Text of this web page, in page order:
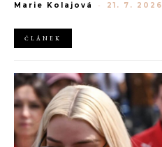
AliExpress.
Marie Kolajová - 21. 7. 2026
ČLÁNEK